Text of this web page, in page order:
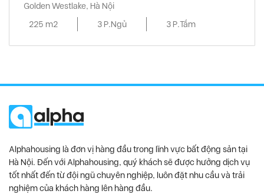
Golden Westlake, Hà Nội
225 m2
3 P.Ngủ 3 P.Tắm
Alphahousing là đơn vị hàng đầu trong lĩnh vực bất động sản tại
Hà Nội. Đến với Alphahousing, quý khách sẽ được hưởng dịch vụ
tốt nhất đến từ đội ngũ chuyên nghiệp, luôn đặt nhu cầu và trải
nghiệm của khách hàng lên hàng đầu.